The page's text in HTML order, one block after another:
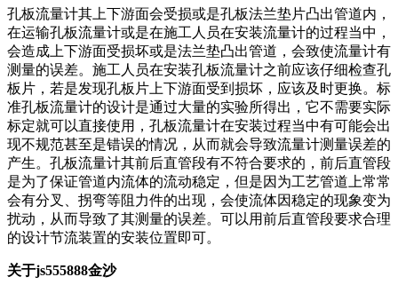
孔板流量计其上下游面会受损或是孔板法兰垫片凸出管道内，
在运输孔板流量计或是在施工人员在安装流量计的过程当中，
会造成上下游面受损坏或是法兰垫凸出管道，会致使流量计有
测量的误差。施工人员在安装孔板流量计之前应该仔细检查孔
板片，若是发现孔板片上下游面受到损坏，应该及时更换。标
准孔板流量计的设计是通过大量的实验所得出，它不需要实际
标定就可以直接使用，孔板流量计在安装过程当中有可能会出
现不规范甚至是错误的情况，从而就会导致流量计测量误差的
产生。孔板流量计其前后直管段有不符合要求的，前后直管段
是为了保证管道内流体的流动稳定，但是因为工艺管道上常常
会有分叉、拐弯等阻力件的出现，会使流体因稳定的现象变为
扰动，从而导致了其测量的误差。可以用前后直管段要求合理
的设计节流装置的安装位置即可。
关于js555888金沙